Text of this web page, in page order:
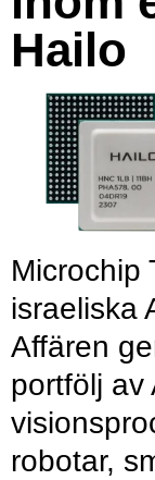
Hailo
Microchip
israeliska
Affären
portfölj av
robotar,